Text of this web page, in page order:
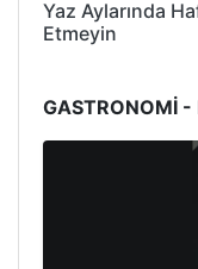
Yaz Aylarında
Etmeyin
GASTRONOMİ